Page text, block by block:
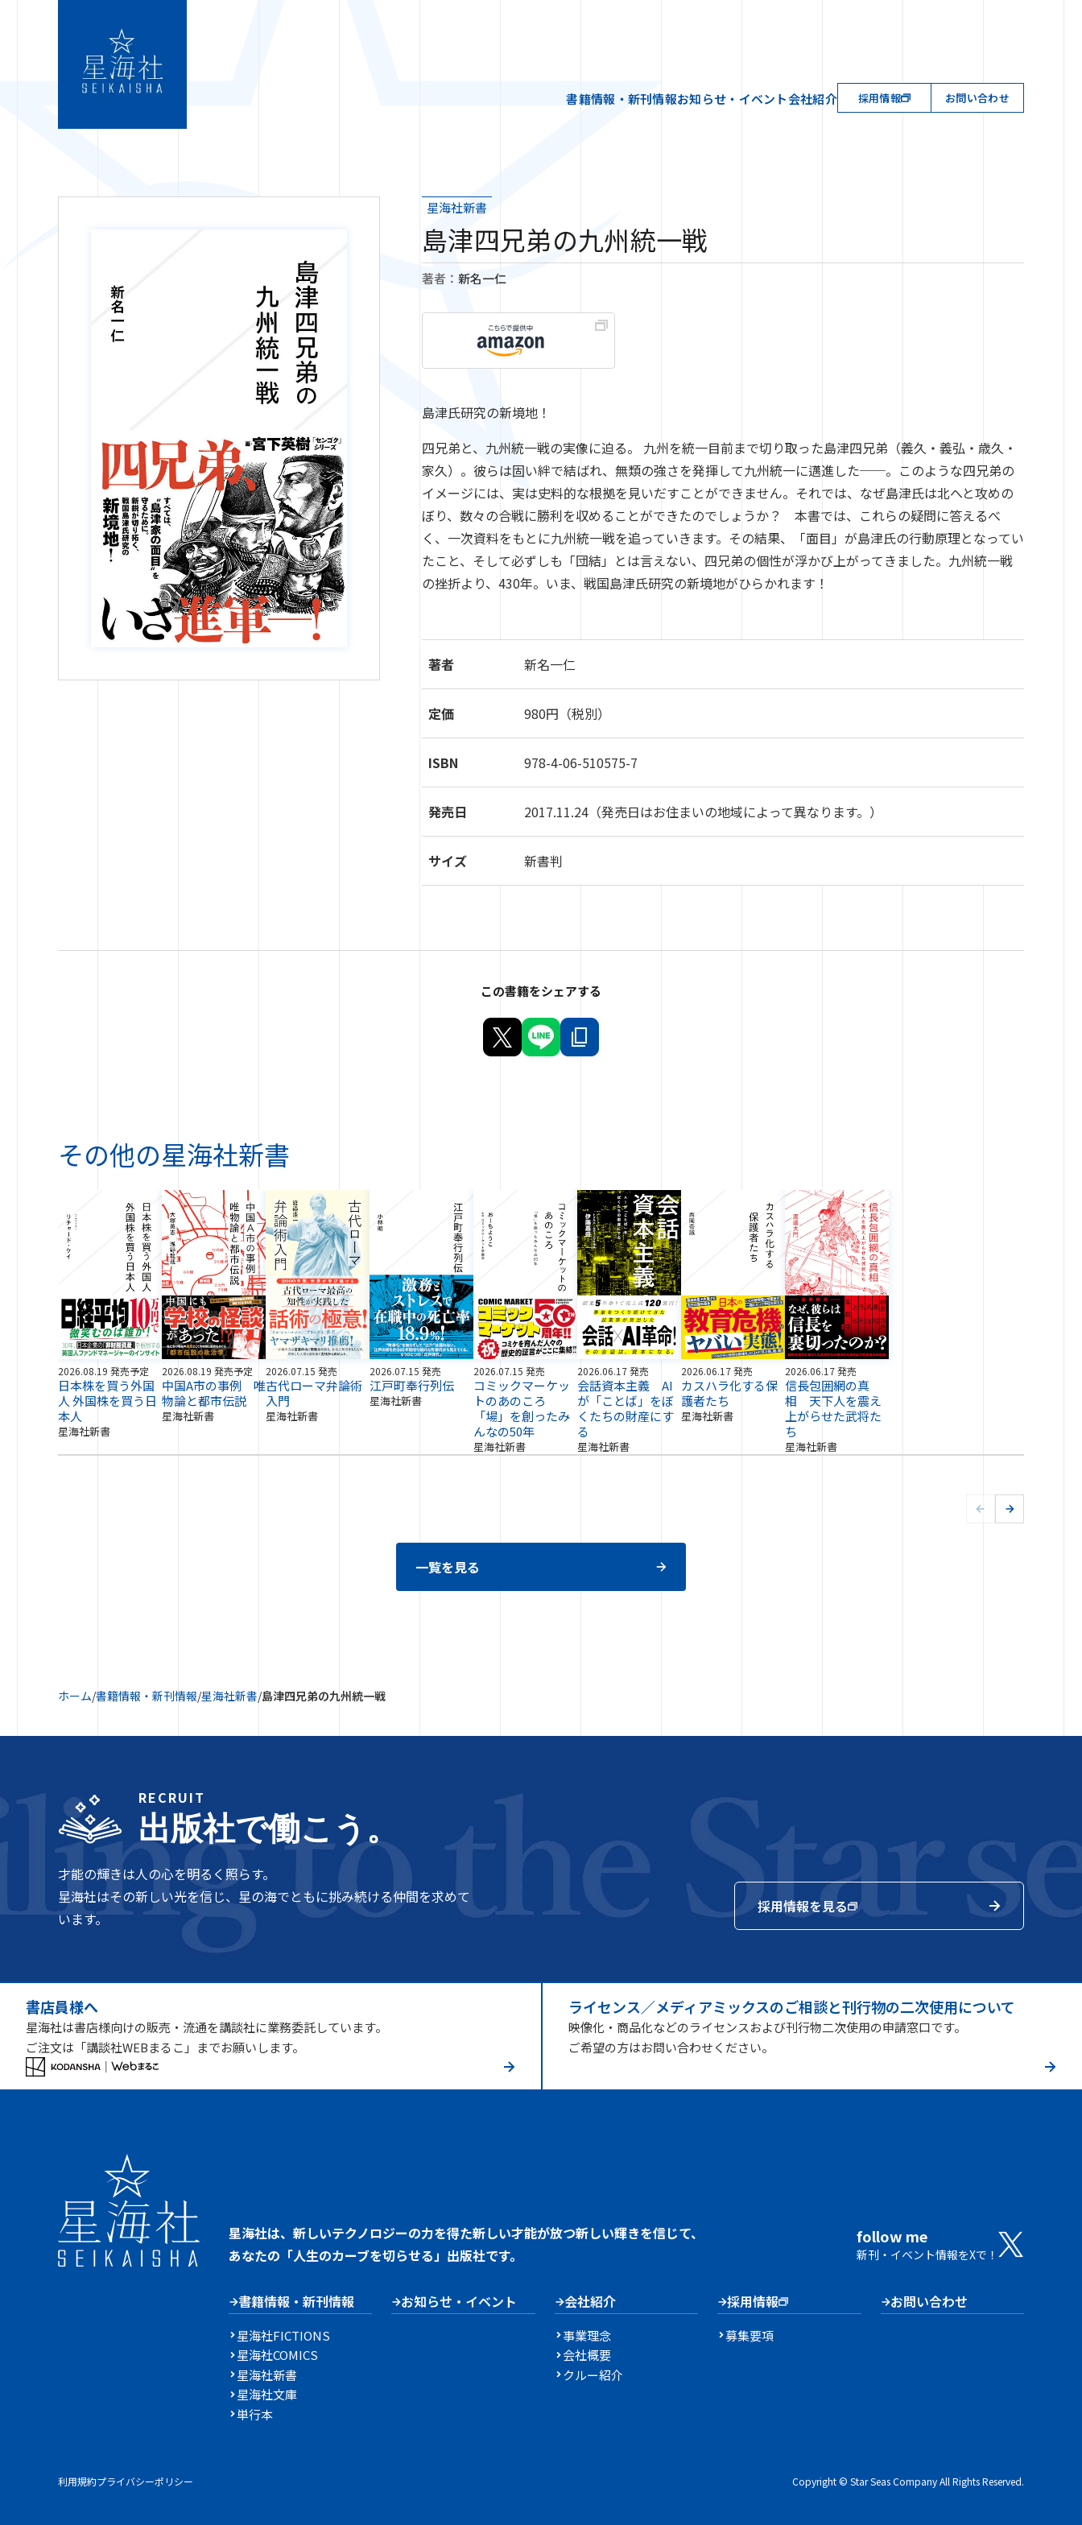
書籍情報・新刊情報お知らせ・イベント会社紹介 採用情報 お問い合わせ
星海社新書
島津四兄弟の九州統一戦
著者： 新名一仁
島津氏研究の新境地！
四兄弟と、九州統一戦の実像に迫る。 九州を統一目前まで切り取った島津四兄弟（義久・義弘・歳久・
家久）。彼らは固い絆で結ばれ、無類の強さを発揮して九州統一に邁進した──。このような四兄弟の
イメージには、実は史料的な根拠を見いだすことができません。それでは、なぜ島津氏は北へと攻めの
ぼり、数々の合戦に勝利を収めることができたのでしょうか？ 本書では、これらの疑問に答えるべ
く、一次資料をもとに九州統一戦を追っていきます。その結果、「面目」が島津氏の行動原理となってい
たこと、そして必ずしも「団結」とは言えない、四兄弟の個性が浮かび上がってきました。九州統一戦
の挫折より、430年。いま、戦国島津氏研究の新境地がひらかれます！
著者 新名一仁
定価 980円（税別）
ISBN 978-4-06-510575-7
発売日 2017.11.24 （発売日はお住まいの地域によって異なります。）
サイズ 新書判
この書籍をシェアする
その他の星海社新書
2026.08.19 発売予定
日本株を買う外国
人 外国株を買う日
本人
星海社新書
2026.08.19 発売予定
中国A市の事例 唯
物論と都市伝説
星海社新書
2026.07.15 発売
古代ローマ弁論術
入門
星海社新書
2026.07.15 発売
江戸町奉行列伝
星海社新書
2026.07.15 発売
コミックマーケッ
トのあのころ
「場」を創ったみ
んなの50年
星海社新書
2026.06.17 発売
会話資本主義 AI
が「ことば」をぼ
くたちの財産にす
る
星海社新書
2026.06.17 発売
カスハラ化する保
護者たち
星海社新書
2026.06.17 発売
信長包囲網の真
相 天下人を震え
上がらせた武将た
ち
星海社新書
一覧を見る
ホーム/書籍情報・新刊情報/星海社新書/島津四兄弟の九州統一戦
RECRUIT
出版社で働こう。
才能の輝きは人の心を明るく照らす。
星海社はその新しい光を信じ、星の海でともに挑み続ける仲間を求めて
います。
採用情報を見る
書店員様へ
星海社は書店様向けの販売・流通を講談社に業務委託しています。
ご注文は「講談社WEBまるこ」までお願いします。
ライセンス／メディアミックスのご相談と刊行物の二次使用について
映像化・商品化などのライセンスおよび刊行物二次使用の申請窓口です。
ご希望の方はお問い合わせください。
星海社は、新しいテクノロジーの力を得た新しい才能が放つ新しい輝きを信じて、
あなたの「人生のカーブを切らせる」出版社です。
follow me
新刊・イベント情報をXで！
書籍情報・新刊情報
星海社FICTIONS
星海社COMICS
星海社新書
星海社文庫
単行本
お知らせ・イベント 会社紹介
事業理念
会社概要
クルー紹介
採用情報
募集要項
お問い合わせ
利用規約プライバシーポリシー Copyright © Star Seas Company All Rights Reserved.